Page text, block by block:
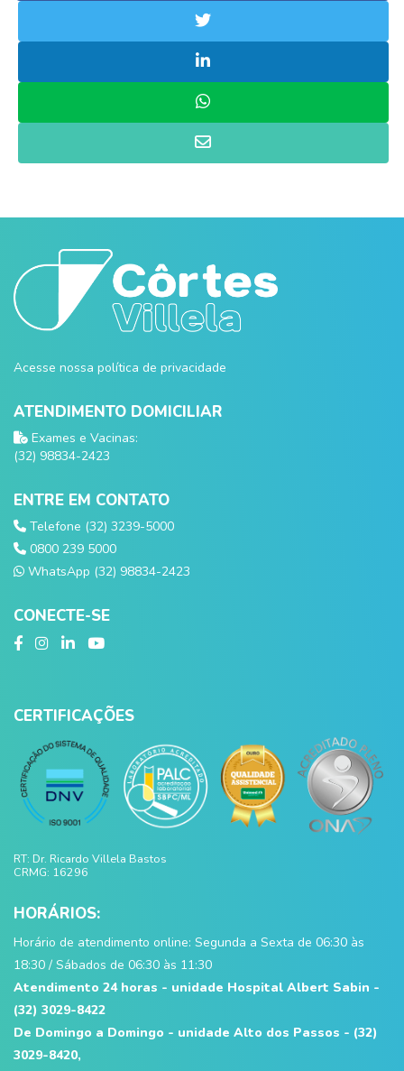
Acesse nossa política de privacidade
ATENDIMENTO DOMICILIAR
Exames e Vacinas:
(32) 98834-2423
ENTRE EM CONTATO
Telefone (32) 3239-5000
0800 239 5000
WhatsApp (32) 98834-2423
CONECTE-SE
CERTIFICAÇÕES
RT: Dr. Ricardo Villela Bastos
CRMG: 16296
HORÁRIOS:
Horário de atendimento online: Segunda a Sexta de 06:30 às
18:30 / Sábados de 06:30 às 11:30
Atendimento 24 horas - unidade Hospital Albert Sabin -
(32) 3029-8422
De Domingo a Domingo - unidade Alto dos Passos - (32)
3029-8420,